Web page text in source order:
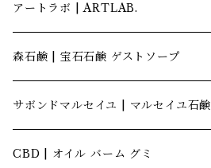
アートラボ | ARTLAB.
森石鹸 | 宝石石鹸 ゲストソープ
サボンドマルセイユ | マルセイユ石鹸
CBD | オイル バーム グミ